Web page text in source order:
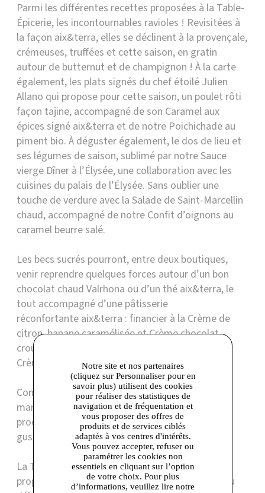
Parmi les différentes recettes proposées à la Table-
Épicerie, les incontournables ravioles ! Revisitées à
la façon aix&terra, elles se déclinent à la provençale,
crémeuses, truffées et cette saison, en gratin
autour de butternut et de champignon ! À la carte
également, les plats signés du chef étoilé Julien
Allano qui propose pour cette saison, un poulet rôti
façon tajine, accompagné de son Caramel aux
épices signé aix&terra et de notre Poichichade au
piment bio. À déguster également, le dos de lieu et
ses légumes de saison, sublimé par notre Sauce
vierge Dîner à l’Élysée, une collaboration avec les
cuisines du palais de l’Élysée. Sans oublier une
touche de verdure avec la Salade de Saint-Marcellin
chaud, accompagné de notre Confit d’oignons au
caramel beurre salé.
Les becs sucrés pourront, entre deux boutiques,
venir reprendre quelques forces autour d’un bon
chocolat chaud Valrhona ou d’un thé aix&terra, le
tout accompagné d’une pâtisserie
réconfortante aix&terra : financier à la Crème de
citron, banane caramélisée et Crème chocolat
croustillant spéculoos ou encore la tarte tatin
Crème caramel fleur de sel de Camargue.
Comme dans toutes les Tables-Epiceries de la
marque, les visiteurs pourront faire le plein de
produits aix&terra et prolonger l’expérience
gustative chez eux.
La Table-Épicerie de Romans sera la première à
proposer une offre complète du petit-déjeuner au
Notre site et nos partenaires
(cliquez sur Personnaliser pour en
savoir plus) utilisent des cookies
pour réaliser des statistiques de
navigation et de fréquentation et
vous proposer des offres de
produits et de services ciblés
adaptés à vos centres d'intérêts.
Vous pouvez accepter, refuser ou
paramétrer les cookies non
essentiels en cliquant sur l’option
de votre choix. Pour plus
d’informations, veuillez lire notre